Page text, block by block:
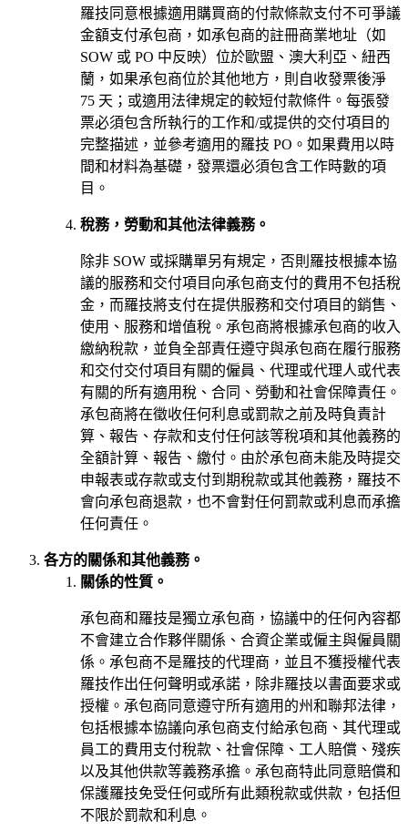
羅技同意根據適用購買商的付款條款支付不可爭議
金額支付承包商，如承包商的註冊商業地址（如
SOW 或 PO 中反映）位於歐盟、澳大利亞、紐西
蘭，如果承包商位於其他地方，則自收發票後淨
75 天；或適用法律規定的較短付款條件。每張發
票必須包含所執行的工作和/或提供的交付項目的
完整描述，並參考適用的羅技 PO。如果費用以時
間和材料為基礎，發票還必須包含工作時數的項
目。
稅務，勞動和其他法律義務。
除非 SOW 或採購單另有規定，否則羅技根據本協
議的服務和交付項目向承包商支付的費用不包括稅
金，而羅技將支付在提供服務和交付項目的銷售、
使用、服務和增值稅。承包商將根據承包商的收入
繳納稅款，並負全部責任遵守與承包商在履行服務
和交付交付項目有關的僱員、代理或代理人或代表
有關的所有適用稅、合同、勞動和社會保障責任。
承包商將在徵收任何利息或罰款之前及時負責計
算、報告、存款和支付任何該等稅項和其他義務的
全額計算、報告、繳付。由於承包商未能及時提交
申報表或存款或支付到期稅款或其他義務，羅技不
會向承包商退款，也不會對任何罰款或利息而承擔
任何責任。
各方的關係和其他義務。
關係的性質。
承包商和羅技是獨立承包商，協議中的任何內容都
不會建立合作夥伴關係、合資企業或僱主與僱員關
係。承包商不是羅技的代理商，並且不獲授權代表
羅技作出任何聲明或承諾，除非羅技以書面要求或
授權。承包商同意遵守所有適用的州和聯邦法律，
包括根據本協議向承包商支付給承包商、其代理或
員工的費用支付稅款、社會保障、工人賠償、殘疾
以及其他供款等義務承擔。承包商特此同意賠償和
保護羅技免受任何或所有此類稅款或供款，包括但
不限於罰款和利息。